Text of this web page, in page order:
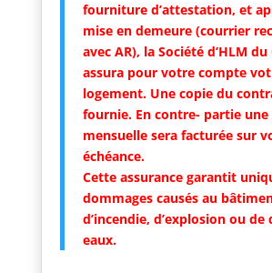
fourniture d’attestation, et
mise en demeure (courrier
avec AR), la Société d’HLM
assura pour votre compte
logement. Une copie du
fournie. En contre- partie une
mensuelle sera facturée sur
échéance.
Cette assurance garantit
dommages causés au
d’incendie, d’explosion ou de
eaux.